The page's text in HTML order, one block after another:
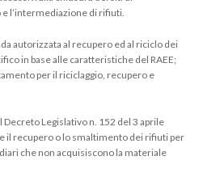
l’intermediazione di rifiuti.
autorizzata al recupero ed al riciclo dei
in base alle caratteristiche del RAEE;
per il riciclaggio, recupero e
Decreto Legislativo n. 152 del 3 aprile
il recupero o lo smaltimento dei rifiuti per
che non acquisiscono la materiale